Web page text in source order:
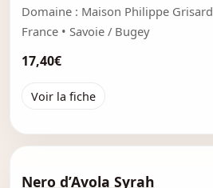
Domaine : Maison Philippe Grisard
France • Savoie / Bugey
17,40€
Voir la fiche
Nero d’Avola Syrah